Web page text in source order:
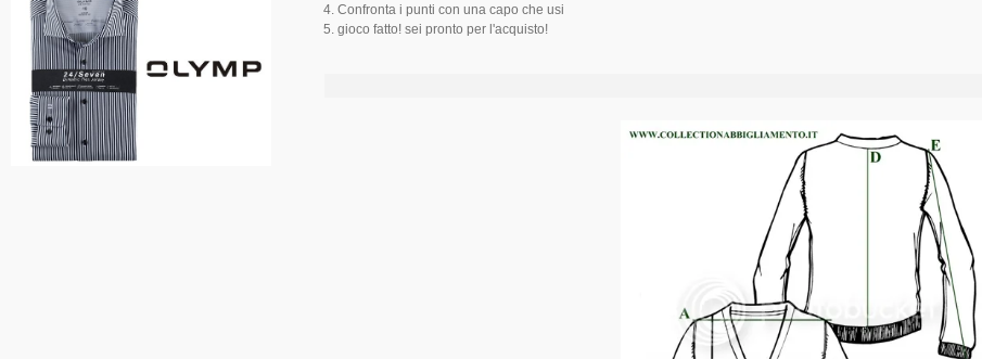
Confronta i punti con una capo che usi
gioco fatto! sei pronto per l'acquisto!